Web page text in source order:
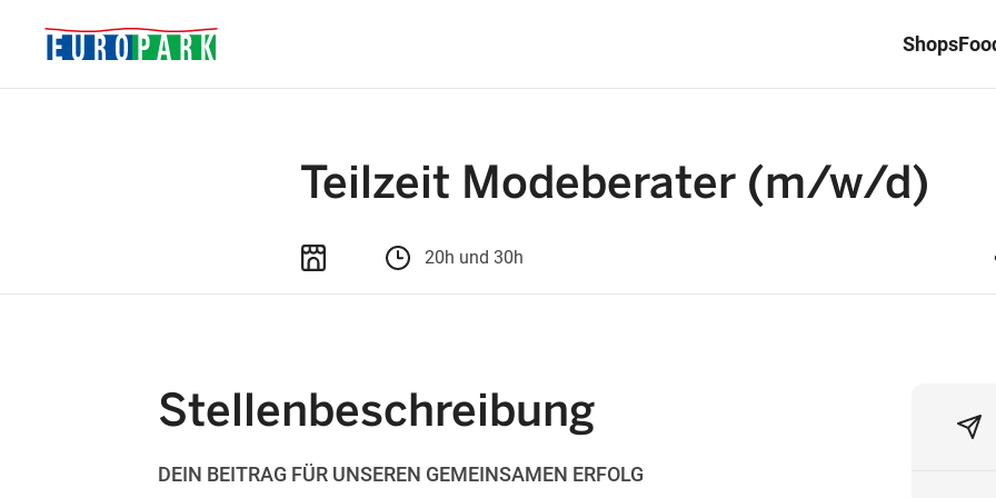
Shops
Teilzeit Modeberater (m/w/d)
20h und 30h
Stellenbeschreibung
DEIN BEITRAG FÜR UNSEREN GEMEINSAMEN ERFOLG